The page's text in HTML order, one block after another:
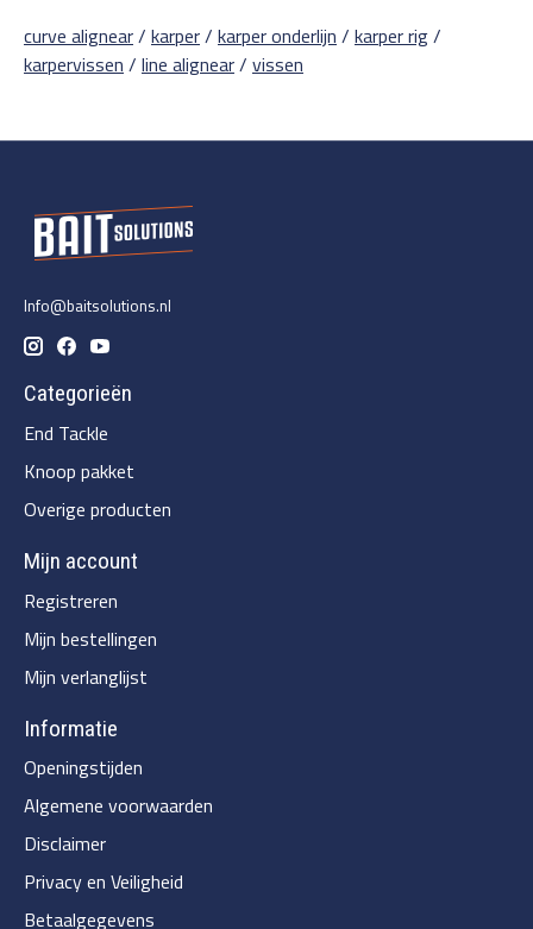
curve alignear/ karper/ karper onderlijn / karper rig/
karpervissen / line alignear/ vissen
Info@baitsolutions.nl
Categorieën
End Tackle
Knoop pakket
Overige producten
Mijn account
Registreren
Mijn bestellingen
Mijn verlanglijst
Informatie
Openingstijden
Algemene voorwaarden
Disclaimer
Privacy en Veiligheid
Betaalgegevens